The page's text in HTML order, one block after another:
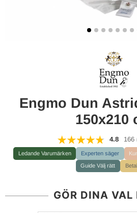
Engmo Dun
150x210
4.8 166
Ledande Varumärken Experten säger
Guide Välj rätt
GÖR DINA VAL